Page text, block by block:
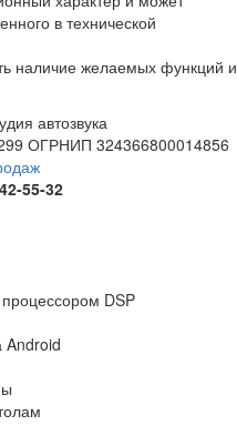
в технической
наличие желаемых функций и
автозвука
ОГРНИП 324366800014856
55-32
DSP
Android